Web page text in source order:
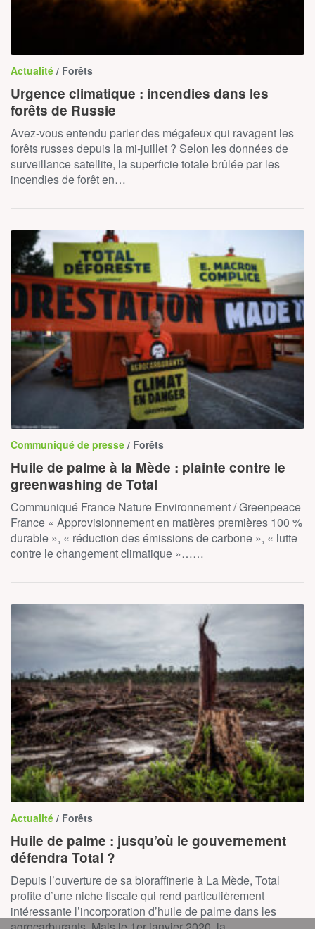
Actualité / Forêts
Urgence climatique : incendies dans les
forêts de Russie
Avez-vous entendu parler des mégafeux qui ravagent les
forêts russes depuis la mi-juillet ? Selon les données de
surveillance satellite, la superficie totale brûlée par les
incendies de forêt en…
Communiqué de presse / Forêts
Huile de palme à la Mède : plainte contre le
greenwashing de Total
Communiqué France Nature Environnement / Greenpeace
France « Approvisionnement en matières premières 100 %
durable », « réduction des émissions de carbone », « lutte
contre le changement climatique »……
Actualité / Forêts
Huile de palme : jusqu’où le gouvernement
défendra Total ?
Depuis l’ouverture de sa bioraffinerie à La Mède, Total
profite d’une niche fiscale qui rend particulièrement
intéressante l’incorporation d’huile de palme dans les